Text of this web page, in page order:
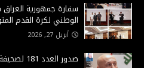
سفارة جمهورية
الوطني لكرة القدم
أبريل 27, 2026
صدور العدد 181 لصحيفة الحدث الاسبوعي من لندن